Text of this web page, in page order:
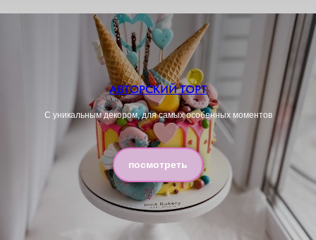
АВТОРСКИЙ ТОРТ
С уникальным декором, для самых особенных моментов
посмотреть